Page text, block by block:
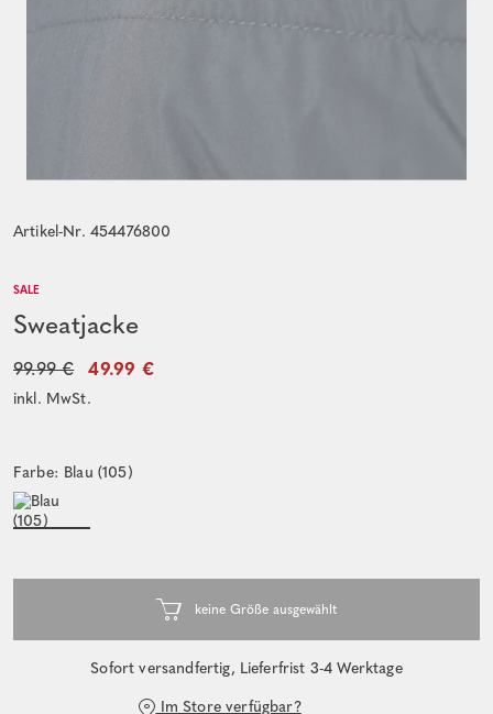
Artikel-Nr. 454476800
SALE
Sweatjacke
99.99 € 49.99 €
inkl. MwSt.
Farbe: Blau (105)
Sofort versandfertig, Lieferfrist 3-4 Werktage
Im Store verfügbar?